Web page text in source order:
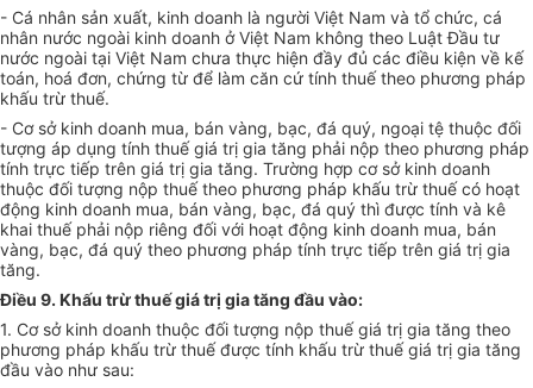
- Cá nhân sản xuất, kinh doanh là người Việt Nam và tổ chức, cá
nhân nước ngoài kinh doanh ở Việt Nam không theo Luật Đầu tư
nước ngoài tại Việt Nam chưa thực hiện đầy đủ các điều kiện về kế
toán, hoá đơn, chứng từ để làm căn cứ tính thuế theo phương pháp
khấu trừ thuế.
- Cơ sở kinh doanh mua, bán vàng, bạc, đá quý, ngoại tệ thuộc đối
tượng áp dụng tính thuế giá trị gia tăng phải nộp theo phương pháp
tính trực tiếp trên giá trị gia tăng. Trường hợp cơ sở kinh doanh
thuộc đối tượng nộp thuế theo phương pháp khấu trừ thuế có hoạt
động kinh doanh mua, bán vàng, bạc, đá quý thì được tính và kê
khai thuế phải nộp riêng đối với hoạt động kinh doanh mua, bán
vàng, bạc, đá quý theo phương pháp tính trực tiếp trên giá trị gia
tăng.
Điều 9. Khấu trừ thuế giá trị gia tăng đầu vào:
1. Cơ sở kinh doanh thuộc đối tượng nộp thuế giá trị gia tăng theo
phương pháp khấu trừ thuế được tính khấu trừ thuế giá trị gia tăng
đầu vào như sau: